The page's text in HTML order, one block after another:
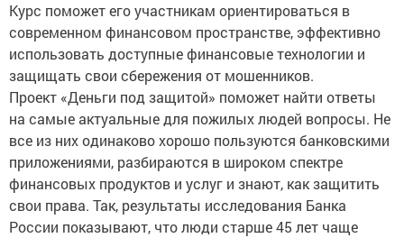
Курс поможет его участникам ориентироваться в
современном финансовом пространстве, эффективно
использовать доступные финансовые технологии и
защищать свои сбережения от мошенников.
Проект «Деньги под защитой» поможет найти ответы
на самые актуальные для пожилых людей вопросы. Не
все из них одинаково хорошо пользуются банковскими
приложениями, разбираются в широком спектре
финансовых продуктов и услуг и знают, как защитить
свои права. Так, результаты исследования Банка
России показывают, что люди старше 45 лет чаще